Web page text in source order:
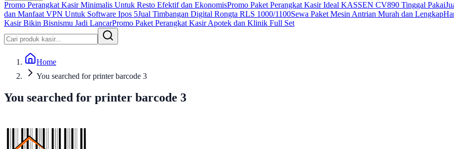
Promo Perangkat Kasir Minimalis Untuk Resto Efektif dan EkonomisPromo Paket Perangkat Kasir Ideal KASSEN CV890 Tinggal Pakai
dan Manfaat VPN Untuk Software Ipos 5Jual Timbangan Digital Rongta RLS 1000/1100Sewa Paket Mesin Antrian Murah dan Lengkap
Kasir Bikin Bisnismu Jadi LancarPromo Paket Perangkat Kasir Apotek dan Klinik Full Set
Home
You searched for printer barcode 3
You searched for printer barcode 3